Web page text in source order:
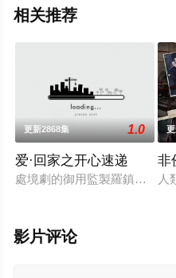
相关推荐
更新2868集 1.0
爱·回家之开心速递
處境劇的御用監製羅鎮岳已
非
人
影片评论